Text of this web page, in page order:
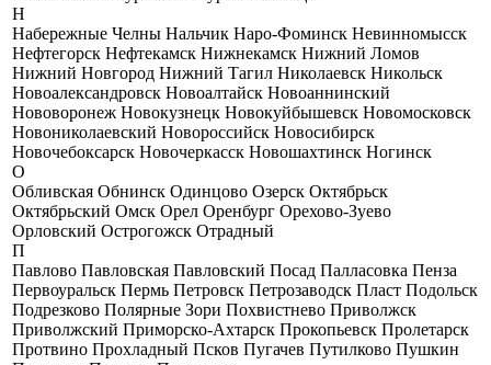
Н
Набережные Челны Нальчик Наро-Фоминск Невинномысск
Нефтегорск Нефтекамск Нижнекамск Нижний Ломов
Нижний Новгород Нижний Тагил Николаевск Никольск
Новоалександровск Новоалтайск Новоаннинский
Нововоронеж Новокузнецк Новокуйбышевск Новомосковск
Новониколаевский Новороссийск Новосибирск
Новочебоксарск Новочеркасск Новошахтинск Ногинск
О
Обливская Обнинск Одинцово Озерск Октябрьск
Октябрьский Омск Орел Оренбург Орехово-Зуево
Орловский Острогожск Отрадный
П
Павлово Павловская Павловский Посад Палласовка Пенза
Первоуральск Пермь Петровск Петрозаводск Пласт Подольск
Подрезково Полярные Зори Похвистнево Приволжск
Приволжский Приморско-Ахтарск Прокопьевск Пролетарск
Протвино Прохладный Псков Пугачев Путилково Пушкин